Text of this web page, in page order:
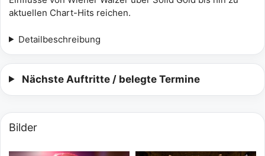
aktuellen Chart-Hits reichen.
Detailbeschreibung
Nächste Auftritte / belegte Termine
Bilder